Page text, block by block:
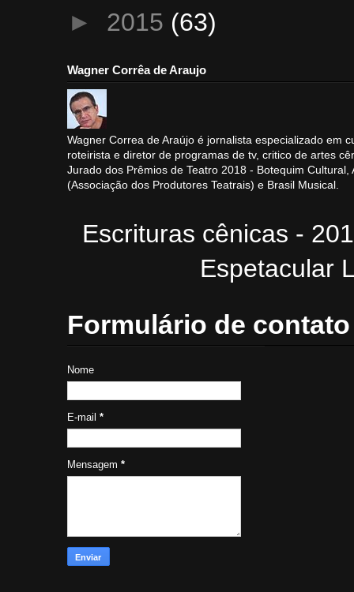
► 2015 (63)
Wagner Corrêa de Araujo
Wagner Correa de Araújo é jornalista especializado em
roteirista e diretor de programas de tv, critico de artes
Jurado dos Prêmios de Teatro 2018 - Botequim Cultural,
(Associação dos Produtores Teatrais) e Brasil Musical.
Escrituras cênicas -
Espetacular
Formulário de contato
Nome
E-mail *
Mensagem *